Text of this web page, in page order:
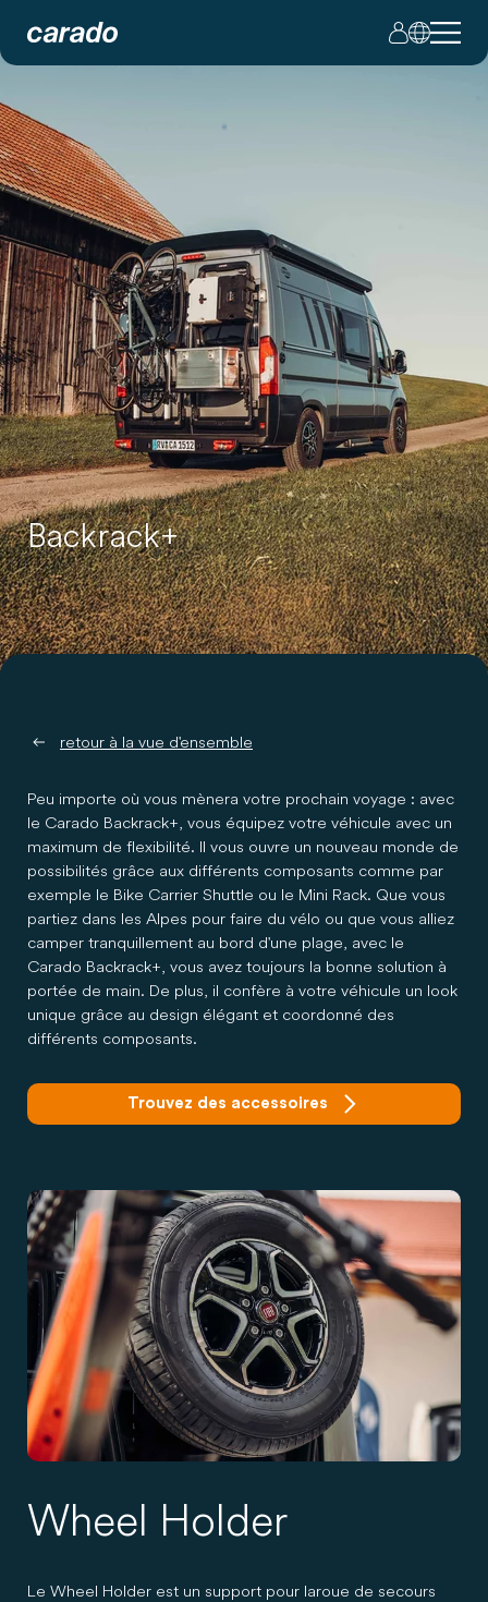
Backrack+
retour à la vue d'ensemble
Peu importe où vous mènera votre prochain voyage : avec
le Carado Backrack+, vous équipez votre véhicule avec un
maximum de flexibilité. Il vous ouvre un nouveau monde de
possibilités grâce aux différents composants comme par
exemple le Bike Carrier Shuttle ou le Mini Rack. Que vous
partiez dans les Alpes pour faire du vélo ou que vous alliez
camper tranquillement au bord d'une plage, avec le
Carado Backrack+, vous avez toujours la bonne solution à
portée de main. De plus, il confère à votre véhicule un look
unique grâce au design élégant et coordonné des
différents composants.
Trouvez des accessoires
Wheel Holder
Le Wheel Holder est un support pour la roue de secours